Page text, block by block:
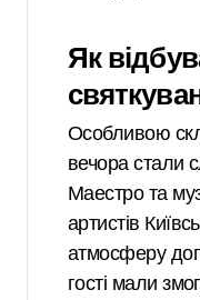
Як
Особливою
вечора стали
Маестро та
артистів
атмосферу
гості мали